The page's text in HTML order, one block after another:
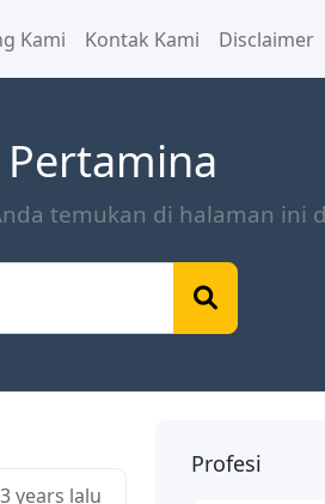
Kami Kontak Kami Disclaimer
Pertamina
temukan di halaman ini
3 years lalu
Profesi